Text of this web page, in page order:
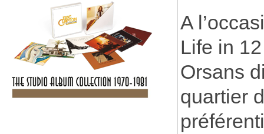
A
Life in
Orsans
quartier